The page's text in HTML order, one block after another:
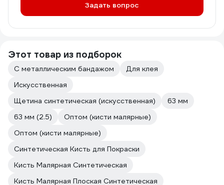
Задать вопрос
Этот товар из подборок
С металлическим бандажом
Для клея
Искусственная
Щетина синтетическая (искусственная)
63 мм
63 мм (2.5)
Оптом (кисти малярные)
Оптом (кисти малярные)
Синтетическая Кисть для Покраски
Кисть Малярная Синтетическая
Кисть Малярная Плоская Синтетическая